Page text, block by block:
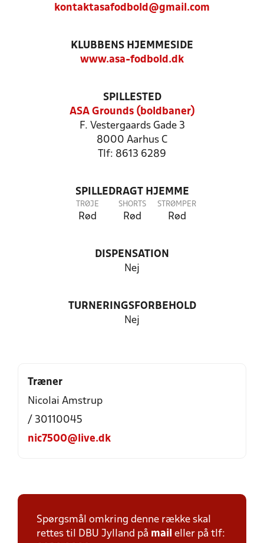
kontaktasafodbold@gmail.com
KLUBBENS HJEMMESIDE
www.asa-fodbold.dk
SPILLESTED
ASA Grounds (boldbaner)
F. Vestergaards Gade 3
8000 Aarhus C
Tlf: 8613 6289
SPILLEDRAGT HJEMME
TRØJE
Rød
SHORTS
Rød
STRØMPER
Rød
DISPENSATION
Nej
TURNERINGSFORBEHOLD
Nej
Træner
Nicolai Amstrup
/ 30110045
nic7500@live.dk
Spørgsmål omkring denne række skal
rettes til DBU Jylland på mail eller på tlf: